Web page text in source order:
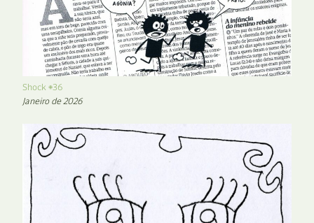
Shock #36
Janeiro de 2026